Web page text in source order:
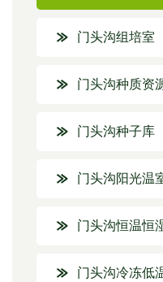
门头沟组培室
门头沟种质资
门头沟种子库
门头沟阳光温
门头沟恒温恒
门头沟冷冻低